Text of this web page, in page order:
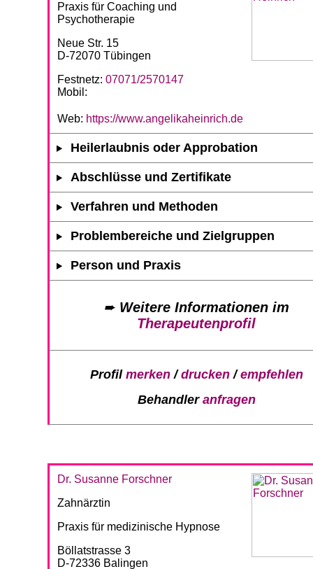
Praxis für Coaching und
Psychotherapie
Neue Str. 15
D-72070 Tübingen
Festnetz: 07071/2570147
Mobil:
Web: https://www.angelikaheinrich.de
Heilerlaubnis oder Approbation
Abschlüsse und Zertifikate
Verfahren und Methoden
Problembereiche und Zielgruppen
Person und Praxis
➨ Weitere Informationen im
Therapeutenprofil
Profil merken/drucken/empfehlen
Behandler anfragen
Dr. Susanne Forschner
Zahnärztin
Praxis für medizinische Hypnose
Böllatstrasse 3
D-72336 Balingen